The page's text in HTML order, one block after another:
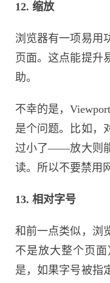
12. 缩放
浏览器有一项易用
页面。这点能提升
助。
不幸的是，
是个问题。比如，
过小了——放大则
读。所以不要禁用
13. 相对字号
和前一点类似，浏
不是放大整个页
是，如果字号被指